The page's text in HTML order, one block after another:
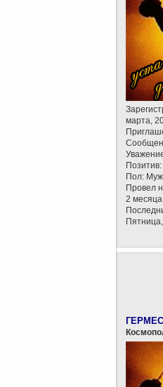
марта,
Позитив:
Пол:
Провел
2
ГЕРМЕС